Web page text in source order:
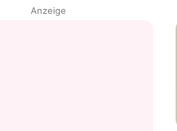
Anzeige